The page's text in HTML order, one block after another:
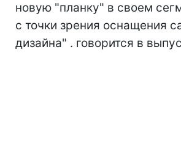
новую "планку" в своем
с точки зрения оснащения
дизайна" . говорится в